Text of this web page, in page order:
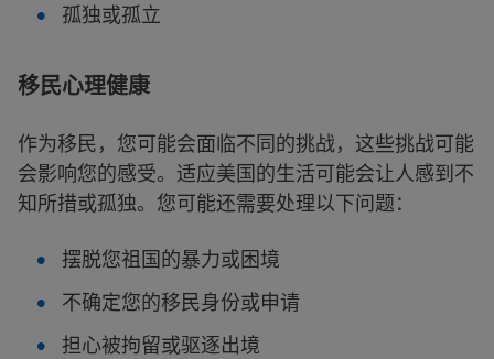
孤独或孤立
移民心理健康
作为移民，您可能会面临不同的挑战，这些挑战可能
会影响您的感受。适应美国的生活可能会让人感到不
知所措或孤独。您可能还需要处理以下问题：
摆脱您祖国的暴力或困境
不确定您的移民身份或申请
担心被拘留或驱逐出境